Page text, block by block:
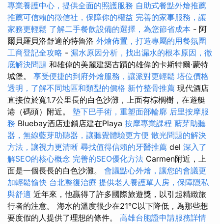
專業養護中心，提供全面的照護服務 自助式餐點外燴推薦
推薦可信賴的徵信社，保障你的權益 完善的家事服務，讓
家務更輕鬆 了解二手餐飲設備的選擇，為您節省成本 - 阿
爾貝羅貝洛舒適的特魯洛 外燴佈置，打造專屬的用餐氛圍
工商登記全攻略 - 漏水原因分析，找出漏水的根本原因，徹
底解決問題 和雄偉的美麗建築古蹟的雄偉的卡斯特爾·蒙特
城堡。 享受便捷的到府外燴服務，讓派對更輕鬆 塔位價格
透明，了解不同地區和類型的價格 新竹整骨推薦 現代酒店
直接位於寬1.7公里長的白色沙灘，上面有棕櫚樹，在遊艇
港（碼頭）附近。 墊下巴手術，重塑面部輪廓 后里按摩服
務 Bluebay酒店連鎖店建在Playa 按摩專業課程 藍芽助聽
器，無線藍芽助聽器，讓聽覺體驗更方便 散光問題的解決
方法，讓視力更清晰 尋找值得信賴的牙醫推薦 del 深入了
解SEO的核心概念 完善的SEO優化方法 Carmen附近，上
面是一個長長的白色沙灘。 會議點心外燴，讓您的會議更
加輕鬆愉快 台北整復治療 提供老人養護單人房，保障隱私
與舒適 近年來，他贏得了許多國際旅遊獎，以引起精緻旅
行者的注意。 海水的溫度很少在21°C以下降低，為那些想
要度假的人提供了理想的條件。 高雄台胞證申請服務詳情